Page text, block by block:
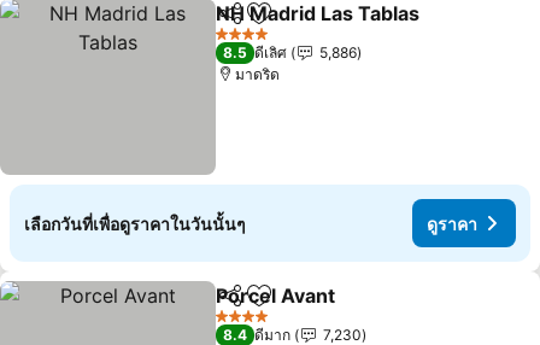
แชร์ เพิ่มในรายการโปรด
NH Madrid Las Tablas
4 ดาว
8.5 ดีเลิศ
5,886
มาดริด
เลือกวันที่เพื่อดูราคาในวันนั้นๆ ดูราคา
แชร์ เพิ่มในรายการโปรด
Porcel Avant
4 ดาว
8.4 ดีมาก
7,230